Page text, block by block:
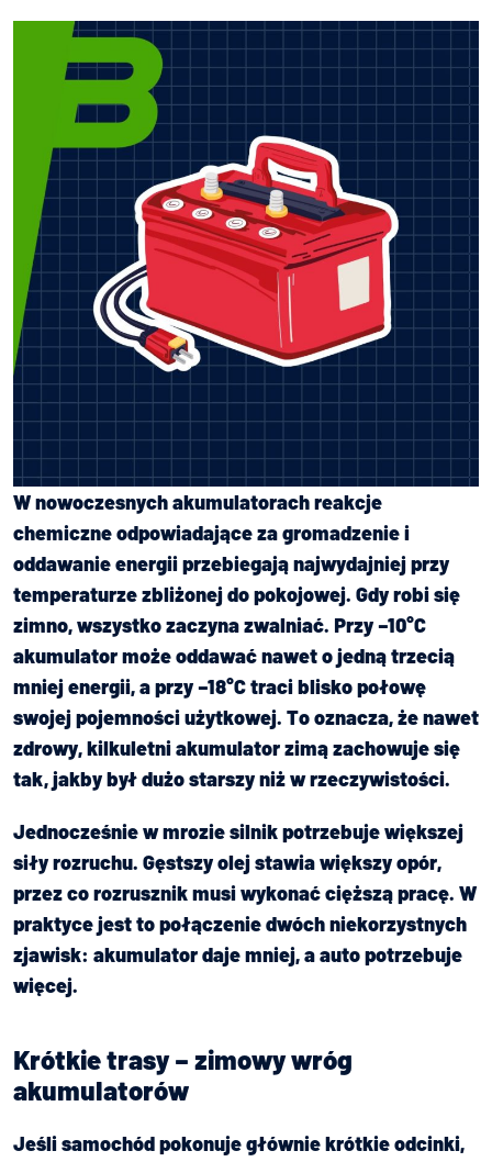
W nowoczesnych akumulatorach reakcje
chemiczne odpowiadające za gromadzenie i
oddawanie energii przebiegają najwydajniej przy
temperaturze zbliżonej do pokojowej. Gdy robi się
zimno, wszystko zaczyna zwalniać. Przy –10°C
akumulator może oddawać nawet o jedną trzecią
mniej energii, a przy –18°C traci blisko połowę
swojej pojemności użytkowej. To oznacza, że nawet
zdrowy, kilkuletni akumulator zimą zachowuje się
tak, jakby był dużo starszy niż w rzeczywistości.
Jednocześnie w mrozie silnik potrzebuje większej
siły rozruchu. Gęstszy olej stawia większy opór,
przez co rozrusznik musi wykonać cięższą pracę. W
praktyce jest to połączenie dwóch niekorzystnych
zjawisk: akumulator daje mniej, a auto potrzebuje
więcej.
Krótkie trasy – zimowy wróg
akumulatorów
Jeśli samochód pokonuje głównie krótkie odcinki,